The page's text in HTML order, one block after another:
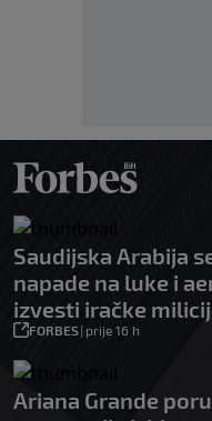
Saudijska Arabija
napade na luke i
izvesti iračke
FORBES| prije 16 h
Ariana Grande